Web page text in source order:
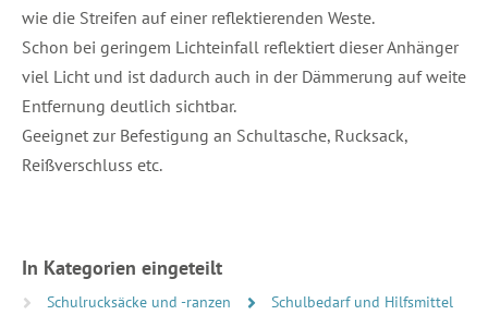
wie die Streifen auf einer reflektierenden Weste.
Schon bei geringem Lichteinfall reflektiert dieser Anhänger
viel Licht und ist dadurch auch in der Dämmerung auf weite
Entfernung deutlich sichtbar.
Geeignet zur Befestigung an Schultasche, Rucksack,
Reißverschluss etc.
In Kategorien eingeteilt
Schulrucksäcke und -ranzen
Schulbedarf und Hilfsmittel